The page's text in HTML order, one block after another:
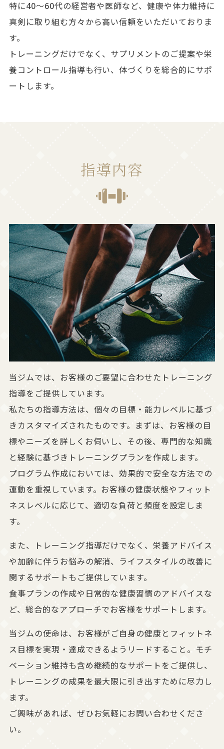
特に40〜60代の経営者や医師など、健康や体力維持に
真剣に取り組む方々から高い信頼をいただいておりま
す。
トレーニングだけでなく、サプリメントのご提案や栄
養コントロール指導も行い、体づくりを総合的にサポ
ートします。
指導内容
当ジムでは、お客様のご要望に合わせたトレーニング
指導をご提供しています。
私たちの指導方法は、個々の目標・能力レベルに基づ
きカスタマイズされたものです。まずは、お客様の目
標やニーズを詳しくお伺いし、その後、専門的な知識
と経験に基づきトレーニングプランを作成します。
プログラム作成においては、効果的で安全な方法での
運動を重視しています。お客様の健康状態やフィット
ネスレベルに応じて、適切な負荷と頻度を設定しま
す。
また、トレーニング指導だけでなく、栄養アドバイス
や加齢に伴うお悩みの解消、ライフスタイルの改善に
関するサポートもご提供しています。
食事プランの作成や日常的な健康習慣のアドバイスな
ど、総合的なアプローチでお客様をサポートします。
当ジムの使命は、お客様がご自身の健康とフィットネ
ス目標を実現・達成できるようリードすること。モチ
ベーション維持も含め継続的なサポートをご提供し、
トレーニングの成果を最大限に引き出すために尽力し
ます。
ご興味があれば、ぜひお気軽にお問い合わせくださ
い。